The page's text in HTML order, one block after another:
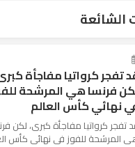
الشائعة
تفجر كرواتيا مفاجأة
فرنسا هي المرشحة
نهائي كأس العالم
تفجر كرواتيا مفاجأة كبرى، لكن
المرشحة للفوز في نهائي كأس